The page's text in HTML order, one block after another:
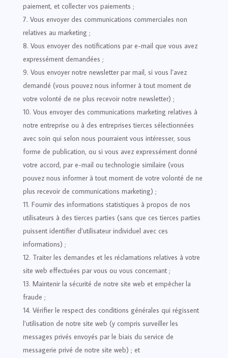
paiement, et collecter vos paiements ;
Vous envoyer des communications commerciales non
relatives au marketing ;
Vous envoyer des notifications par e-mail que vous avez
expressément demandées ;
Vous envoyer notre newsletter par mail, si vous l’avez
demandé (vous pouvez nous informer à tout moment de
votre volonté de ne plus recevoir notre newsletter) ;
Vous envoyer des communications marketing relatives à
notre entreprise ou à des entreprises tierces sélectionnées
avec soin qui selon nous pourraient vous intéresser, sous
forme de publication, ou si vous avez expressément donné
votre accord, par e-mail ou technologie similaire (vous
pouvez nous informer à tout moment de votre volonté de ne
plus recevoir de communications marketing) ;
Fournir des informations statistiques à propos de nos
utilisateurs à des tierces parties (sans que ces tierces parties
puissent identifier d’utilisateur individuel avec ces
informations) ;
Traiter les demandes et les réclamations relatives à votre
site web effectuées par vous ou vous concernant ;
Maintenir la sécurité de notre site web et empêcher la
fraude ;
Vérifier le respect des conditions générales qui régissent
l’utilisation de notre site web (y compris surveiller les
messages privés envoyés par le biais du service de
messagerie privé de notre site web) ; et